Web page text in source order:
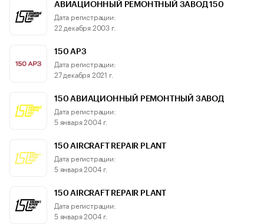
АВИАЦИОННЫЙ РЕМОНТНЫЙ ЗАВОД 150
Дата регистрации:
22 декабря 2003 г.
150 АРЗ
Дата регистрации:
27 декабря 2021 г.
150 АВИАЦИОННЫЙ РЕМОНТНЫЙ ЗАВОД
Дата регистрации:
5 января 2004 г.
150 AIRCRAFT REPAIR PLANT
Дата регистрации:
5 января 2004 г.
150 AIRCRAFT REPAIR PLANT
Дата регистрации:
5 января 2004 г.